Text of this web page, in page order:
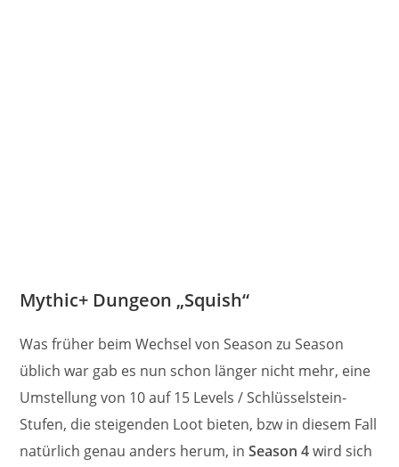
Mythic+ Dungeon „Squish“
Was früher beim Wechsel von Season zu Season
üblich war gab es nun schon länger nicht mehr, eine
Umstellung von 10 auf 15 Levels / Schlüsselstein-
Stufen, die steigenden Loot bieten, bzw in diesem Fall
natürlich genau anders herum, inSeason 4wird sich